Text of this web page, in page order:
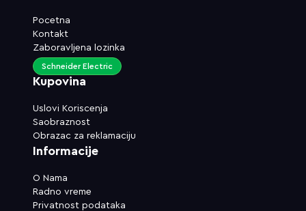
Pocetna
Kontakt
Zaboravljena lozinka
Kupovina
Uslovi Koriscenja
Saobraznost
Obrazac za reklamaciju
Schneider Electric
Informacije
O Nama
Radno vreme
Privatnost podataka